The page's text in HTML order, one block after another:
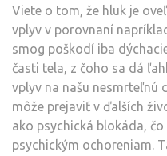
Viete o tom, že hluk je
vplyv v porovnaní
smog poškodí iba
časti tela, z čoho sa dá
vplyv na našu nesmrteľnú
môže prejaviť v ďalších
ako psychická blokáda,
psychickým ochoreniam.